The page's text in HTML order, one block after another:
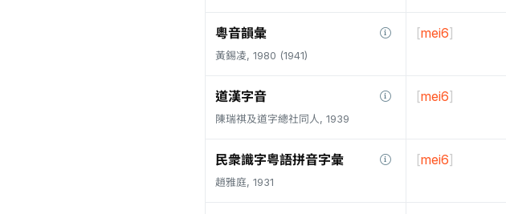
粵音韻彙
黃錫凌, 1980 (1941)
[mei6]
道漢字音
陳瑞祺及道字總社同人, 1939
[mei6]
民衆識字粤語拼音字彙
趙雅庭, 1931
[mei6]